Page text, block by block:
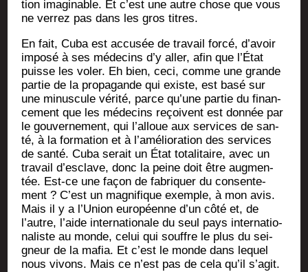
tion ima­gi­nable. Et c’est une autre chose que vous
ne ver­rez pas dans les gros titres.
En fait, Cuba est accu­sée de tra­vail for­cé, d’a­voir
impo­sé à ses méde­cins d’y aller, afin que l’É­tat
puisse les voler. Eh bien, ceci, comme une grande
par­tie de la pro­pa­gande qui existe, est basé sur
une minus­cule véri­té, parce qu’une par­tie du finan­
ce­ment que les méde­cins reçoivent est don­née par
le gou­ver­ne­ment, qui l’al­loue aux ser­vices de san­
té, à la for­ma­tion et à l’a­mé­lio­ra­tion des ser­vices
de san­té. Cuba serait un État tota­li­taire, avec un
tra­vail d’es­clave, donc la peine doit être aug­men­
tée. Est-ce une façon de fabri­quer du consen­te­
ment ? C’est un magni­fique exemple, à mon avis.
Mais il y a l’U­nion euro­péenne d’un côté et, de
l’autre, l’aide inter­na­tio­nale du seul pays inter­na­tio­
na­liste au monde, celui qui souffre le plus du sei­
gneur de la mafia. Et c’est le monde dans lequel
nous vivons. Mais ce n’est pas de cela qu’il s’agit.